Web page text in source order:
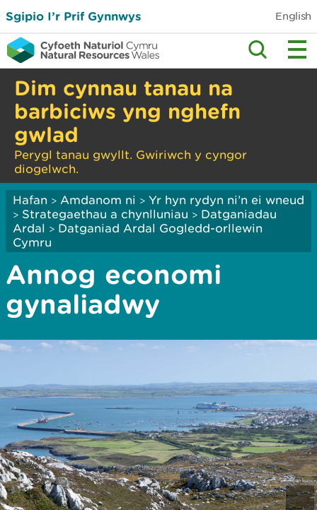
Sgipio I’r Prif Gynnwys English
Dim cynnau tanau na
barbiciws yng nghefn
gwlad
Perygl tanau gwyllt. Gwiriwch y cyngor
diogelwch.
Hafan > Amdanom ni > Yr hyn rydyn ni’n ei wneud
> Strategaethau a chynlluniau > Datganiadau
Ardal > Datganiad Ardal Gogledd-orllewin
Cymru
Annog economi
gynaliadwy